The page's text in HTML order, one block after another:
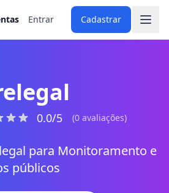
Entrar Cadastrar
0.0/5 (0 avaliações)
para Monitoramento e
públicos